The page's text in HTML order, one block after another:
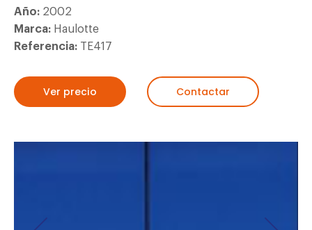
Año: 2002
Marca: Haulotte
Referencia: TE417
Ver precio Contactar